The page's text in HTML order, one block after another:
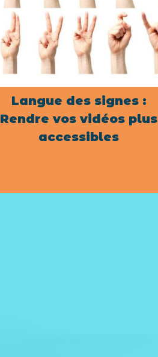
Langue des signes :
Rendre vos vidéos plus
accessibles